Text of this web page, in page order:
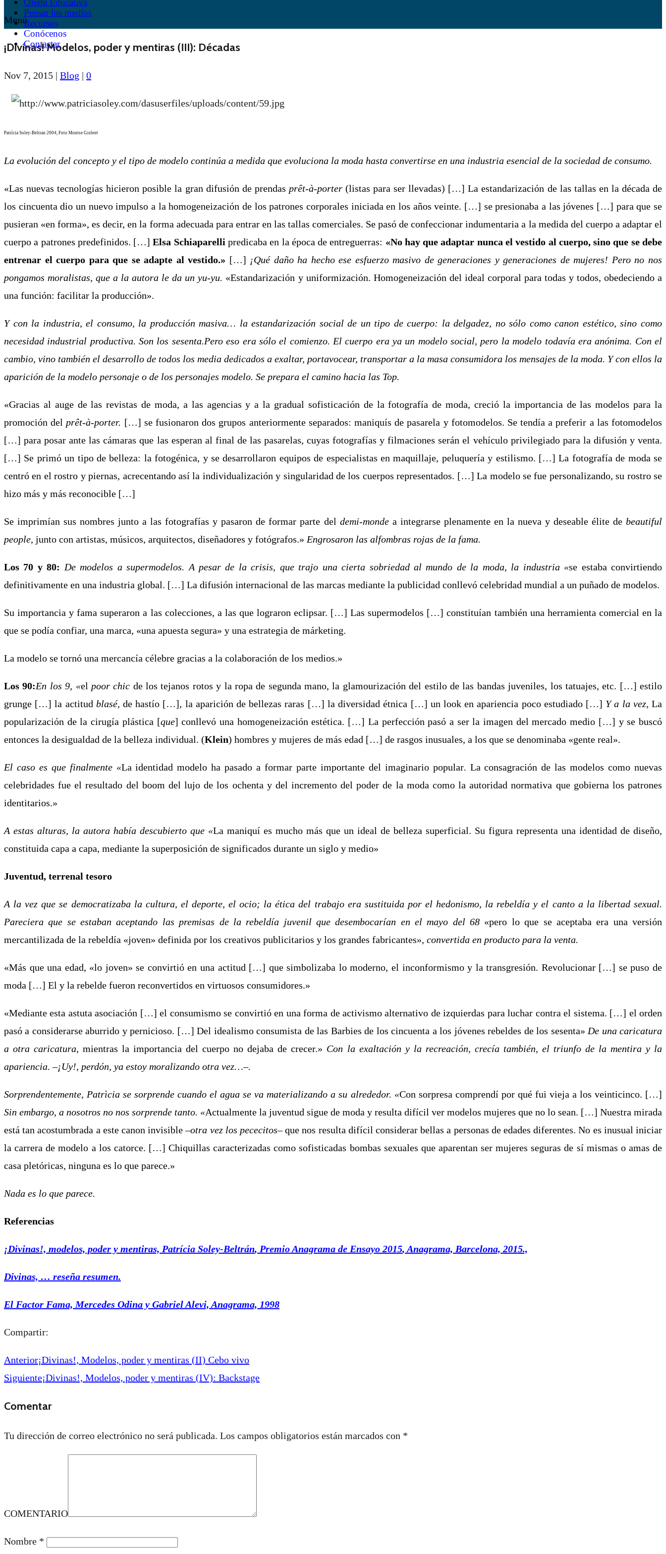
Pensar los medios
Recursos
Conócenos
Contactar
Menú
¡Divinas! Modelos, poder y mentiras (III): Décadas
Nov 7, 2015 | Blog | 0
Patrìcia Soley-Beltran 2004, Foto Montse Gisbert
La evolución del concepto y el tipo de modelo continúa a medida que evoluciona la moda hasta convertirse en una industria esencial de la sociedad de consumo.
«Las nuevas tecnologías hicieron posible la gran difusión de prendas prêt-à-porter (listas para ser llevadas) […] La estandarización de las tallas en la década de
los cincuenta dio un nuevo impulso a la homogeneización de los patrones corporales iniciada en los años veinte. […] se presionaba a las jóvenes […] para que se
pusieran «en forma», es decir, en la forma adecuada para entrar en las tallas comerciales. Se pasó de confeccionar indumentaria a la medida del cuerpo a adaptar el
cuerpo a patrones predefinidos. […]Elsa Schiaparelli predicaba en la época de entreguerras: «No hay que adaptar nunca el vestido al cuerpo, sino que se debe
entrenar el cuerpo para que se adapte al vestido.» […] ¡Qué daño ha hecho ese esfuerzo masivo de generaciones y generaciones de mujeres! Pero no nos
pongamos moralistas, que a la autora le da un yu-yu. «Estandarización y uniformización. Homogeneización del ideal corporal para todas y todos, obedeciendo a
una función: facilitar la producción».
Y con la industria, el consumo, la producción masiva… la estandarización social de un tipo de cuerpo: la delgadez, no sólo como canon estético, sino como
necesidad industrial productiva. Son los sesenta.Pero eso era sólo el comienzo. El cuerpo era ya un modelo social, pero la modelo todavía era anónima. Con el
cambio, vino también el desarrollo de todos los media dedicados a exaltar, portavocear, transportar a la masa consumidora los mensajes de la moda. Y con ellos la
aparición de la modelo personaje o de los personajes modelo. Se prepara el camino hacia las Top.
«Gracias al auge de las revistas de moda, a las agencias y a la gradual sofisticación de la fotografía de moda, creció la importancia de las modelos para la
promoción del prêt-à-porter. […] se fusionaron dos grupos anteriormente separados: maniquís de pasarela y fotomodelos. Se tendía a preferir a las fotomodelos
[…] para posar ante las cámaras que las esperan al final de las pasarelas, cuyas fotografías y filmaciones serán el vehículo privilegiado para la difusión y venta.
[…] Se primó un tipo de belleza: la fotogénica, y se desarrollaron equipos de especialistas en maquillaje, peluquería y estilismo. […] La fotografía de moda se
centró en el rostro y piernas, acrecentando así la individualización y singularidad de los cuerpos representados. […] La modelo se fue personalizando, su rostro se
hizo más y más reconocible […]
Se imprimían sus nombres junto a las fotografías y pasaron de formar parte del demi-mondea integrarse plenamente en la nueva y deseable élite debeautiful
people, junto con artistas, músicos, arquitectos, diseñadores y fotógrafos.» Engrosaron las alfombras rojas de la fama.
Los 70 y 80: De modelos a supermodelos. A pesar de la crisis, que trajo una cierta sobriedad al mundo de la moda, la industria «se estaba convirtiendo
definitivamente en una industria global. […] La difusión internacional de las marcas mediante la publicidad conllevó celebridad mundial a un puñado de modelos.
Su importancia y fama superaron a las colecciones, a las que lograron eclipsar. […] Las supermodelos […] constituían también una herramienta comercial en la
que se podía confiar, una marca, «una apuesta segura» y una estrategia de márketing.
La modelo se tornó una mercancía célebre gracias a la colaboración de los medios.»
Los 90:En los 9, «el poor chic de los tejanos rotos y la ropa de segunda mano, la glamourización del estilo de las bandas juveniles, los tatuajes, etc. […] estilo
grunge […] la actitud blasé, de hastío […], la aparición de bellezas raras […] la diversidad étnica […] un look en apariencia poco estudiado […] Y a la vez,La
popularización de la cirugía plástica [que] conllevó una homogeneización estética. […] La perfección pasó a ser la imagen del mercado medio […] y se buscó
entonces la desigualdad de la belleza individual. (Klein) hombres y mujeres de más edad […] de rasgos inusuales, a los que se denominaba «gente real».
El caso es que finalmente «La identidad modelo ha pasado a formar parte importante del imaginario popular. La consagración de las modelos como nuevas
celebridades fue el resultado del boom del lujo de los ochenta y del incremento del poder de la moda como la autoridad normativa que gobierna los patrones
identitarios.»
A estas alturas, la autora había descubierto que «La maniquí es mucho más que un ideal de belleza superficial. Su figura representa una identidad de diseño,
constituida capa a capa, mediante la superposición de significados durante un siglo y medio»
Juventud, terrenal tesoro
A la vez que se democratizaba la cultura, el deporte, el ocio; la ética del trabajo era sustituida por el hedonismo, la rebeldía y el canto a la libertad sexual.
Pareciera que se estaban aceptando las premisas de la rebeldía juvenil que desembocarían en el mayo del 68 «pero lo que se aceptaba era una versión
mercantilizada de la rebeldía «joven» definida por los creativos publicitarios y los grandes fabricantes», convertida en producto para la venta.
«Más que una edad, «lo joven» se convirtió en una actitud […] que simbolizaba lo moderno, el inconformismo y la transgresión. Revolucionar […] se puso de
moda […] El y la rebelde fueron reconvertidos en virtuosos consumidores.»
«Mediante esta astuta asociación […] el consumismo se convirtió en una forma de activismo alternativo de izquierdas para luchar contra el sistema. […] el orden
pasó a considerarse aburrido y pernicioso. […] Del idealismo consumista de las Barbies de los cincuenta a los jóvenes rebeldes de los sesenta» De una caricatura
a otra caricatura, mientras la importancia del cuerpo no dejaba de crecer.» Con la exaltación y la recreación, crecía también, el triunfo de la mentira y la
apariencia. –¡Uy!, perdón, ya estoy moralizando otra vez…–.
Sorprendentemente, Patrìcia se sorprende cuando el agua se va materializando a su alrededor. «Con sorpresa comprendí por qué fui vieja a los veinticinco. […]
Sin embargo, a nosotros no nos sorprende tanto. «Actualmente la juventud sigue de moda y resulta difícil ver modelos mujeres que no lo sean. […] Nuestra mirada
está tan acostumbrada a este canon invisible –otra vez los pececitos– que nos resulta difícil considerar bellas a personas de edades diferentes. No es inusual iniciar
la carrera de modelo a los catorce. […] Chiquillas caracterizadas como sofisticadas bombas sexuales que aparentan ser mujeres seguras de sí mismas o amas de
casa pletóricas, ninguna es lo que parece.»
Nada es lo que parece.
Referencias
¡Divinas!, modelos, poder y mentiras, Patrícia Soley-Beltrán, Premio Anagrama de Ensayo 2015, Anagrama, Barcelona, 2015.,
Divinas, … reseña resumen.
El Factor Fama, Mercedes Odina y Gabriel Alevi, Anagrama, 1998
Compartir:
Anterior¡Divinas!, Modelos, poder y mentiras (II) Cebo vivo
Siguiente¡Divinas!, Modelos, poder y mentiras (IV): Backstage
Comentar
Tu dirección de correo electrónico no será publicada. Los campos obligatorios están marcados con *
COMENTARIO
Nombre *